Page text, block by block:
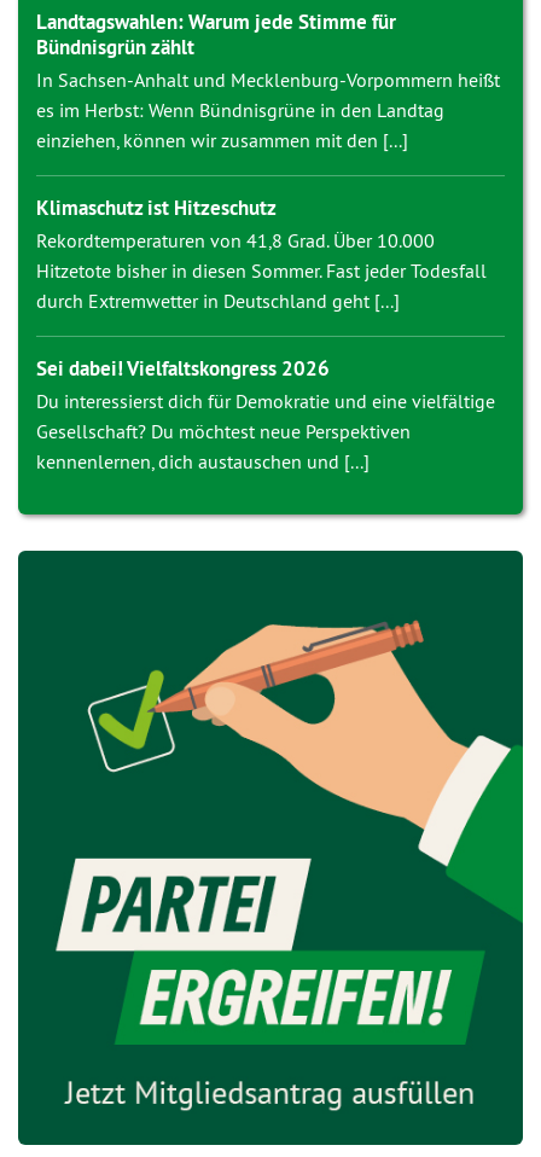
Landtagswahlen: Warum jede Stimme für
Bündnisgrün zählt
In Sachsen-Anhalt und Mecklenburg-Vorpommern heißt
es im Herbst: Wenn Bündnisgrüne in den Landtag
einziehen, können wir zusammen mit den [...]
Klimaschutz ist Hitzeschutz
Rekordtemperaturen von 41,8 Grad. Über 10.000
Hitzetote bisher in diesen Sommer. Fast jeder Todesfall
durch Extremwetter in Deutschland geht [...]
Sei dabei! Vielfaltskongress 2026
Du interessierst dich für Demokratie und eine vielfältige
Gesellschaft? Du möchtest neue Perspektiven
kennenlernen, dich austauschen und [...]